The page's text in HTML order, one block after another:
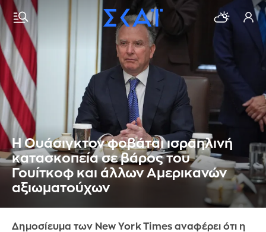
Η Ουάσιγκτον φοβάται ισραηλινή
κατασκοπεία σε βάρος του
Γουίτκοφ και άλλων Αμερικανών
αξιωματούχων
Δημοσίευμα των New York Times αναφέρει ότι η